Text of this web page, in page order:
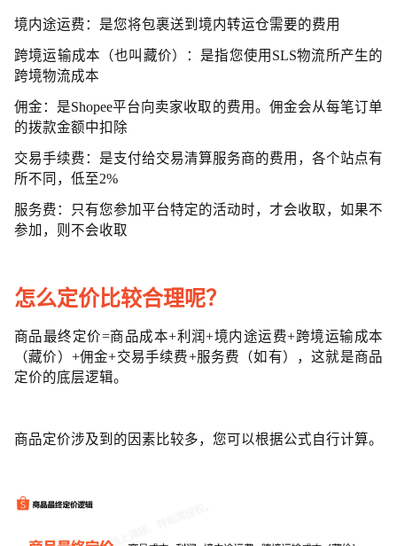
境内途运费：是您将包裹送到境内转运仓需要的费用
跨境运输成本（也叫藏价）：是指您使用SLS物流所产生的
跨境物流成本
佣金：是Shopee平台向卖家收取的费用。佣金会从每笔订单
的拨款金额中扣除
交易手续费：是支付给交易清算服务商的费用，各个站点有
所不同，低至2%
服务费：只有您参加平台特定的活动时，才会收取，如果不
参加，则不会收取
怎么定价比较合理呢？
商品最终定价=商品成本+利润+境内途运费+跨境运输成本
（藏价）+佣金+交易手续费+服务费（如有），这就是商品
定价的底层逻辑。
商品定价涉及到的因素比较多，您可以根据公式自行计算。